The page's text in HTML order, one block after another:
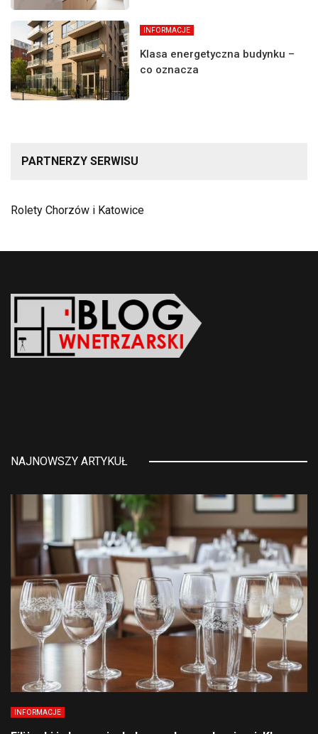
INFORMACJE
Klasa energetyczna budynku –
co oznacza
PARTNERZY SERWISU
Rolety Chorzów i Katowice
NAJNOWSZY ARTYKUŁ
INFORMACJE